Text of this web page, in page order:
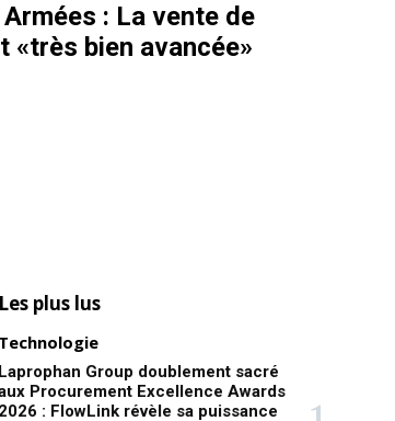
: La vente de
«très bien avancée»